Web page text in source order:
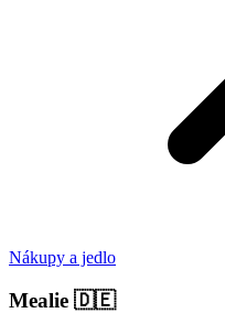
Nákupy a jedlo
Mealie 🇩🇪